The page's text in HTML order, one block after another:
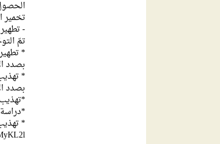
تخمير
-
تمّ
*
بصدد
*
بصدد
*دراسة
*